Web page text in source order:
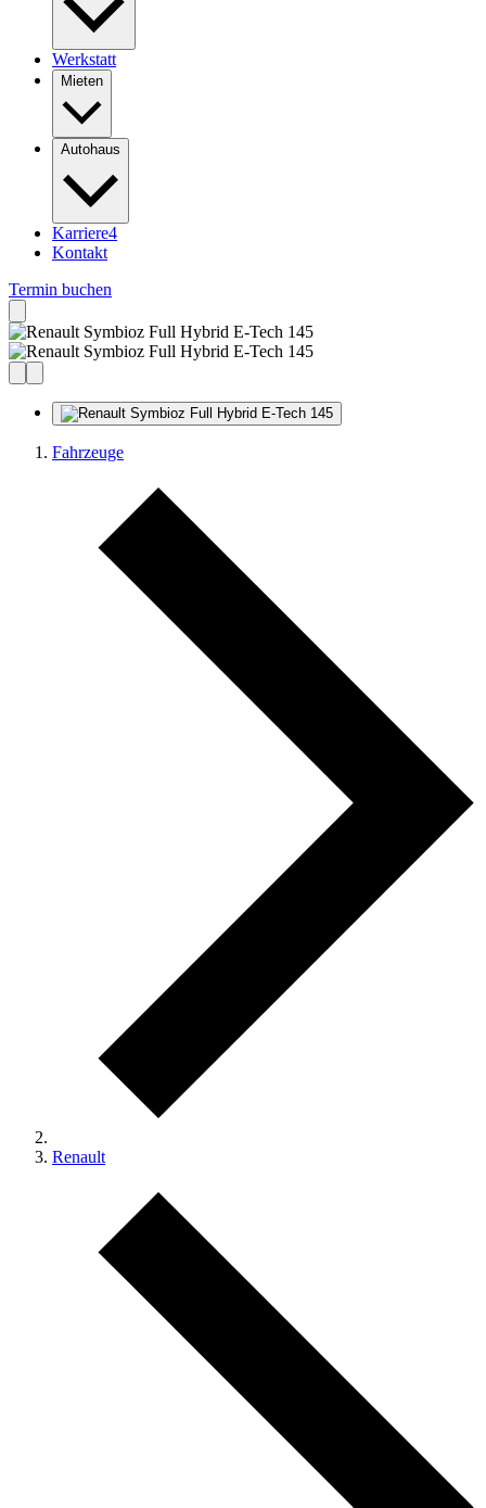
Werkstatt
Mieten
Autohaus
Karriere4
Kontakt
Termin buchen
Fahrzeuge
Renault